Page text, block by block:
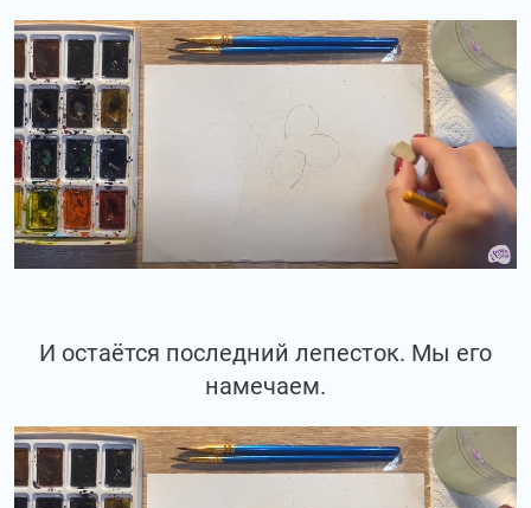
И остаётся последний лепесток. Мы его
намечаем.